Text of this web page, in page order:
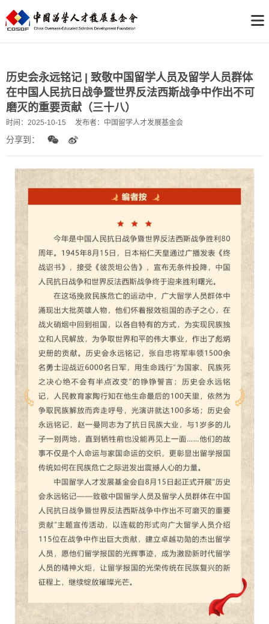
历史会永远铭记 | 致敬中国留学人员及留学人员群体
在中国人民抗日战争暨世界反法西斯战争中作出不可
磨灭的重要贡献（三十八）
时间： 2025-10-15 发布者： 中国留学人才发展基金会
分享到：